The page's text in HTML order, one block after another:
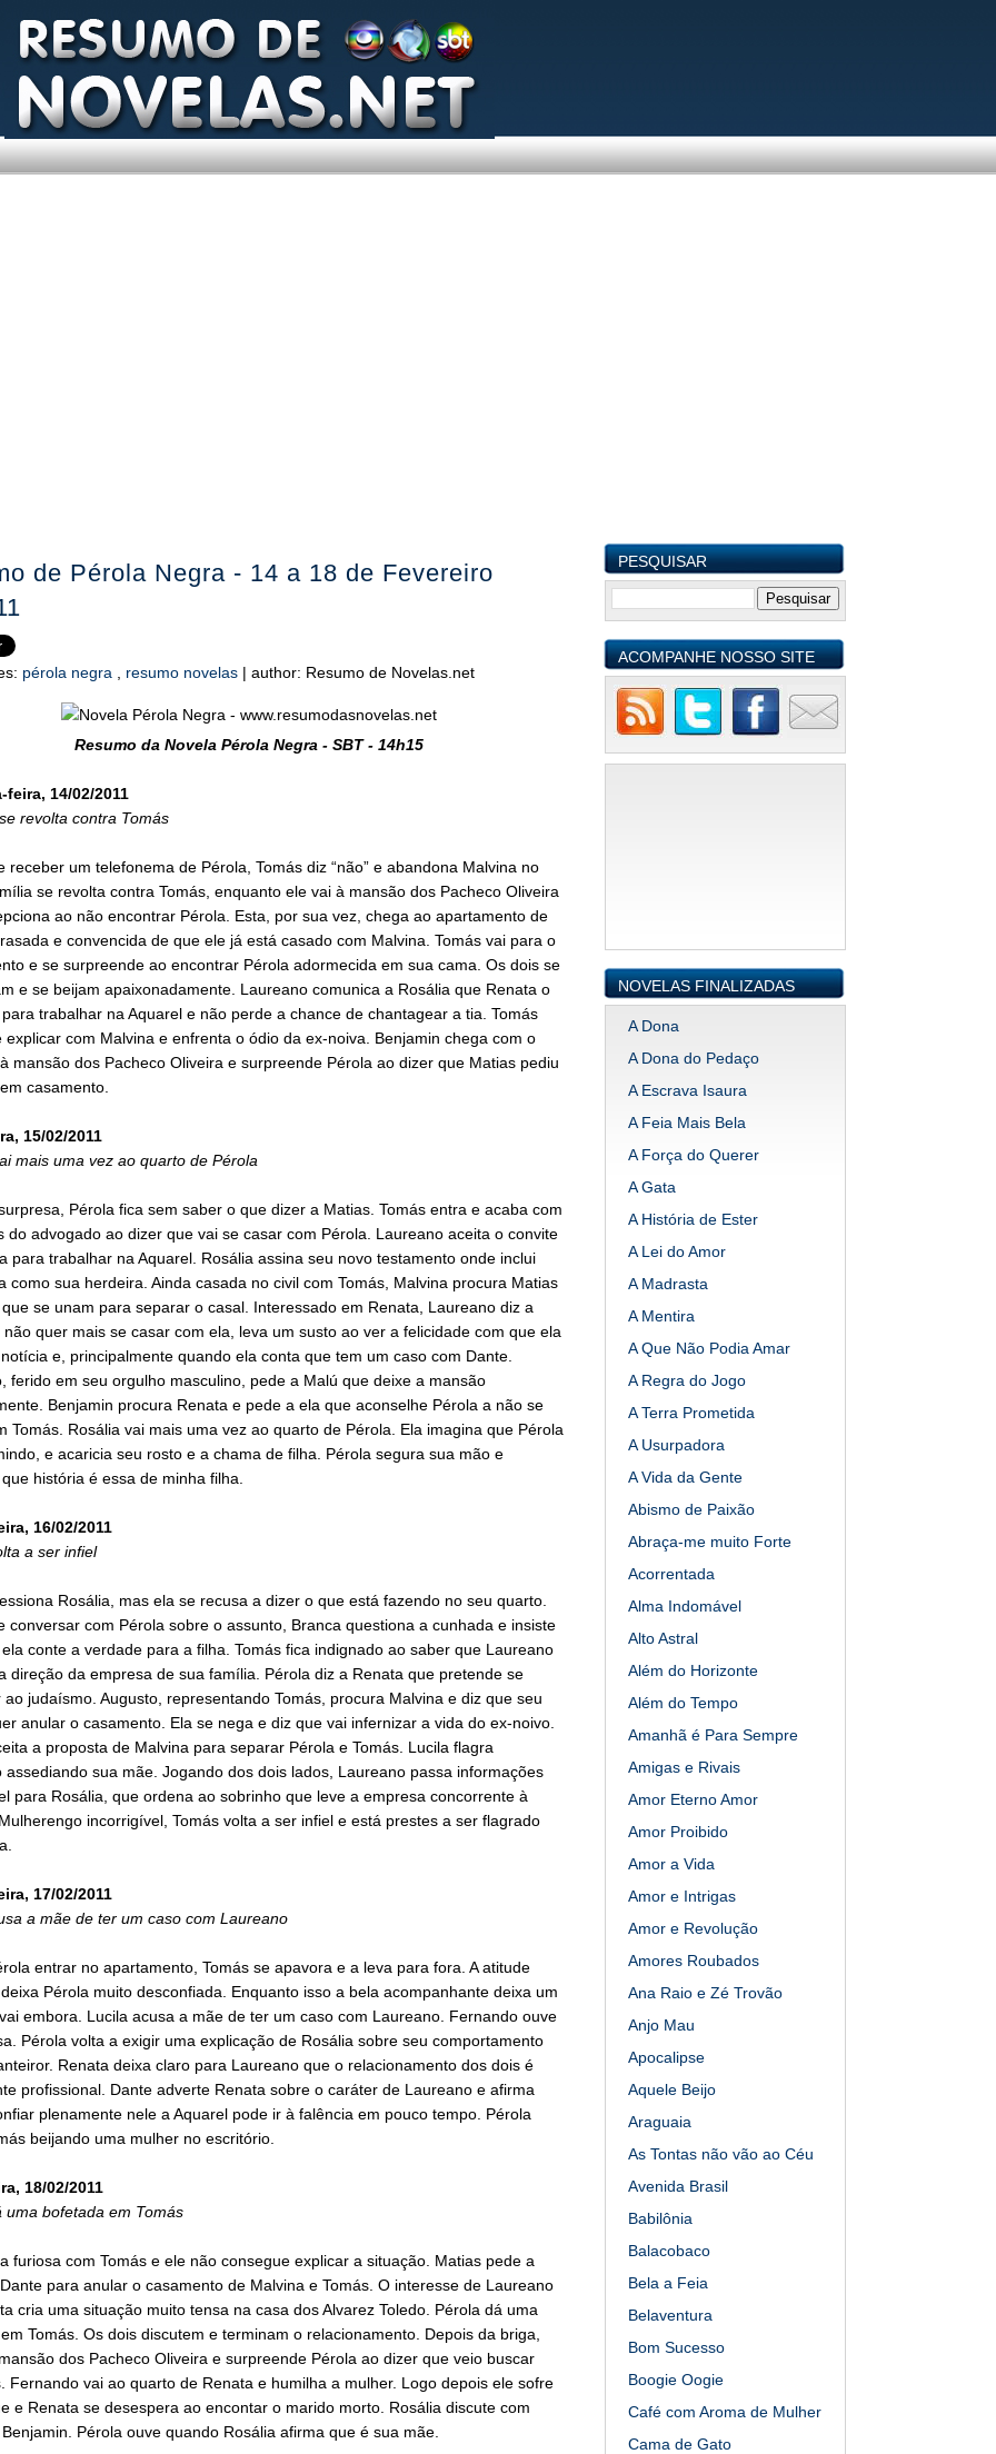
de Pérola Negra - 14 a 18 de Fevereiro
pérola negra resumo novelas | author: Resumo de Novelas.net
Resumo da Novela Pérola Negra - SBT - 14h15
feira, 14/02/2011
revolta contra Tomás
receber um telefonema de Pérola, Tomás diz “não” e abandona Malvina no
se revolta contra Tomás, enquanto ele vai à mansão dos Pacheco Oliveira
ao não encontrar Pérola. Esta, por sua vez, chega ao apartamento de
e convencida de que ele já está casado com Malvina. Tomás vai para o
e se surpreende ao encontrar Pérola adormecida em sua cama. Os dois se
e se beijam apaixonadamente. Laureano comunica a Rosália que Renata o
trabalhar na Aquarel e não perde a chance de chantagear a tia. Tomás
explicar com Malvina e enfrenta o ódio da ex-noiva. Benjamin chega com o
mansão dos Pacheco Oliveira e surpreende Pérola ao dizer que Matias pediu
casamento.
15/02/2011
mais uma vez ao quarto de Pérola
Pérola fica sem saber o que dizer a Matias. Tomás entra e acaba com
do advogado ao dizer que vai se casar com Pérola. Laureano aceita o convite
para trabalhar na Aquarel. Rosália assina seu novo testamento onde inclui
como sua herdeira. Ainda casada no civil com Tomás, Malvina procura Matias
se unam para separar o casal. Interessado em Renata, Laureano diz a
não quer mais se casar com ela, leva um susto ao ver a felicidade com que ela
e, principalmente quando ela conta que tem um caso com Dante.
ferido em seu orgulho masculino, pede a Malú que deixe a mansão
Benjamin procura Renata e pede a ela que aconselhe Pérola a não se
Tomás. Rosália vai mais uma vez ao quarto de Pérola. Ela imagina que Pérola
e acaricia seu rosto e a chama de filha. Pérola segura sua mão e
história é essa de minha filha.
16/02/2011
a ser infiel
Rosália, mas ela se recusa a dizer o que está fazendo no seu quarto.
conversar com Pérola sobre o assunto, Branca questiona a cunhada e insiste
conte a verdade para a filha. Tomás fica indignado ao saber que Laureano
direção da empresa de sua família. Pérola diz a Renata que pretende se
ao judaísmo. Augusto, representando Tomás, procura Malvina e diz que seu
anular o casamento. Ela se nega e diz que vai infernizar a vida do ex-noivo.
a proposta de Malvina para separar Pérola e Tomás. Lucila flagra
assediando sua mãe. Jogando dos dois lados, Laureano passa informações
para Rosália, que ordena ao sobrinho que leve a empresa concorrente à
incorrigível, Tomás volta a ser infiel e está prestes a ser flagrado
17/02/2011
a mãe de ter um caso com Laureano
entrar no apartamento, Tomás se apavora e a leva para fora. A atitude
Pérola muito desconfiada. Enquanto isso a bela acompanhante deixa um
embora. Lucila acusa a mãe de ter um caso com Laureano. Fernando ouve
Pérola volta a exigir uma explicação de Rosália sobre seu comportamento
Renata deixa claro para Laureano que o relacionamento dos dois é
profissional. Dante adverte Renata sobre o caráter de Laureano e afirma
plenamente nele a Aquarel pode ir à falência em pouco tempo. Pérola
beijando uma mulher no escritório.
18/02/2011
uma bofetada em Tomás
furiosa com Tomás e ele não consegue explicar a situação. Matias pede a
para anular o casamento de Malvina e Tomás. O interesse de Laureano
cria uma situação muito tensa na casa dos Alvarez Toledo. Pérola dá uma
Tomás. Os dois discutem e terminam o relacionamento. Depois da briga,
dos Pacheco Oliveira e surpreende Pérola ao dizer que veio buscar
Fernando vai ao quarto de Renata e humilha a mulher. Logo depois ele sofre
e Renata se desespera ao encontar o marido morto. Rosália discute com
Pérola ouve quando Rosália afirma que é sua mãe.
PESQUISAR
ACOMPANHE NOSSO SITE
NOVELAS FINALIZADAS
A Dona
A Dona do Pedaço
A Escrava Isaura
A Feia Mais Bela
A Força do Querer
A Gata
A História de Ester
A Lei do Amor
A Madrasta
A Mentira
A Que Não Podia Amar
A Regra do Jogo
A Terra Prometida
A Usurpadora
A Vida da Gente
Abismo de Paixão
Abraça-me muito Forte
Acorrentada
Alma Indomável
Alto Astral
Além do Horizonte
Além do Tempo
Amanhã é Para Sempre
Amigas e Rivais
Amor Eterno Amor
Amor Proibido
Amor a Vida
Amor e Intrigas
Amor e Revolução
Amores Roubados
Ana Raio e Zé Trovão
Anjo Mau
Apocalipse
Aquele Beijo
Araguaia
As Tontas não vão ao Céu
Avenida Brasil
Babilônia
Balacobaco
Bela a Feia
Belaventura
Bom Sucesso
Boogie Oogie
Café com Aroma de Mulher
Cama de Gato